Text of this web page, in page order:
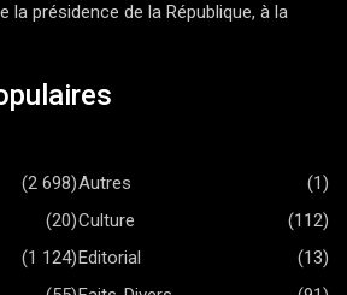
la présidence de la République, à la
(2 698)Autres
(1)
(20)Culture
(112)
(1 124)Editorial
(13)